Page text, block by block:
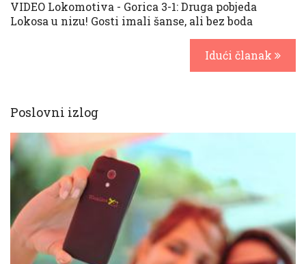
VIDEO Lokomotiva - Gorica 3-1: Druga pobjeda
Lokosa u nizu! Gosti imali šanse, ali bez boda
Idući članak
Poslovni izlog